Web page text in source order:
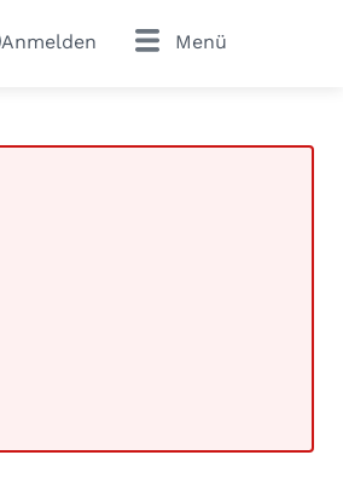
Anmelden Menü